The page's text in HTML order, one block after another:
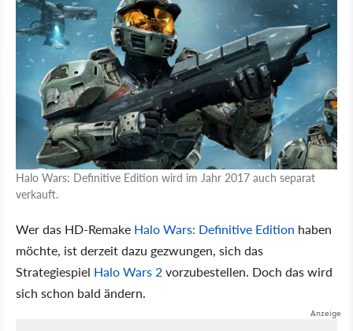
Halo Wars: Definitive Edition wird im Jahr 2017 auch separat
verkauft.
Wer das HD-Remake Halo Wars: Definitive Edition haben
möchte, ist derzeit dazu gezwungen, sich das
Strategiespiel Halo Wars 2vorzubestellen. Doch das wird
sich schon bald ändern.